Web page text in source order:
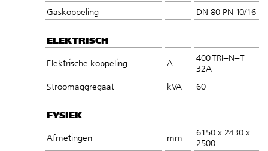
Gaskoppeling
DN 80 PN 10/16
ELEKTRISCH
Elektrische koppeling A
400 TRI+N+T
32A
Stroomaggregaat
kVA 60
FYSIEK
Afmetingen mm
6150 x 2430 x
2500